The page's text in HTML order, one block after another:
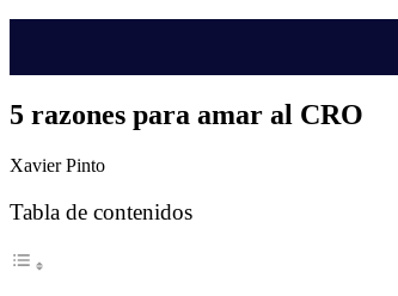
5 razones para amar al CRO
Xavier Pinto
Tabla de contenidos